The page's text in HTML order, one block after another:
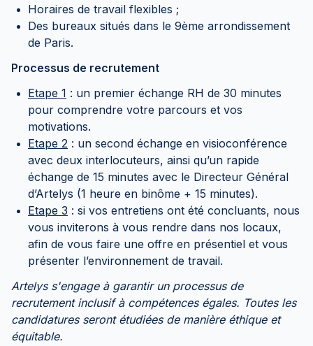
Horaires de travail flexibles ;
Des bureaux situés dans le 9ème arrondissement
de Paris.
Processus de recrutement
Etape 1 : un premier échange RH de 30 minutes
pour comprendre votre parcours et vos
motivations.
Etape 2 : un second échange en visioconférence
avec deux interlocuteurs, ainsi qu’un rapide
échange de 15 minutes avec le Directeur Général
d’Artelys (1 heure en binôme + 15 minutes).
Etape 3 : si vos entretiens ont été concluants, nous
vous inviterons à vous rendre dans nos locaux,
afin de vous faire une offre en présentiel et vous
présenter l’environnement de travail.
Artelys s'engage à garantir un processus de
recrutement inclusif à compétences égales. Toutes les
candidatures seront étudiées de manière éthique et
équitable.